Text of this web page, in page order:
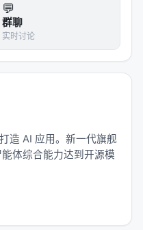
💬
群聊
实时讨论
打造 AI 应用。新一代旗舰
体综合能力达到开源模